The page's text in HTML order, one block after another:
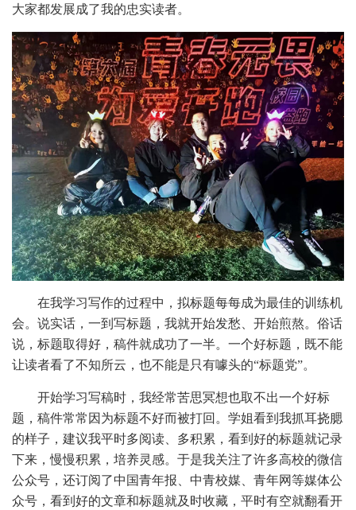
大家都发展成了我的忠实读者。
在我学习写作的过程中，拟标题每每成为最佳的训练机
会。说实话，一到写标题，我就开始发愁、开始煎熬。俗话
说，标题取得好，稿件就成功了一半。一个好标题，既不能
让读者看了不知所云，也不能是只有噱头的“标题党”。
开始学习写稿时，我经常苦思冥想也取不出一个好标
题，稿件常常因为标题不好而被打回。学姐看到我抓耳挠腮
的样子，建议我平时多阅读、多积累，看到好的标题就记录
下来，慢慢积累，培养灵感。于是我关注了许多高校的微信
公众号，还订阅了中国青年报、中青校媒、青年网等媒体公
众号，看到好的文章和标题就及时收藏，平时有空就翻看开